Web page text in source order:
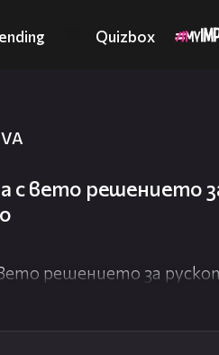
Quizbox
с вето решението
решението за